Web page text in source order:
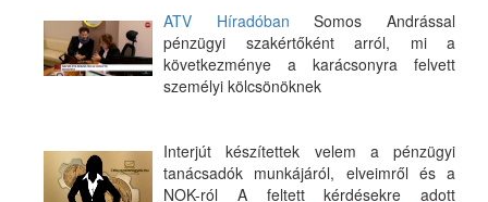
ATV Híradóban Somos Andrással
pénzügyi szakértőként arról, mi a
következménye a karácsonyra felvett
személyi kölcsönöknek
Interjút készítettek velem a pénzügyi
tanácsadók munkájáról, elveimről és a
NOK-ról A feltett kérdésekre adott